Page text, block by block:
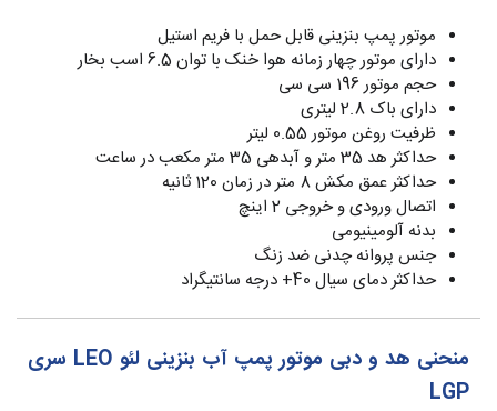
موتور پمپ بنزینی قابل حمل با فریم استیل
دارای موتور چهار زمانه هوا خنک با توان 6.5 اسب بخار
حجم موتور 196 سی سی
دارای باک 2.8 لیتری
ظرفیت روغن موتور 0.55 لیتر
حداکثر هد 35 متر و آبدهی 35 متر مکعب در ساعت
حداکثر عمق مکش 8 متر در زمان 120 ثانیه
اتصال ورودی و خروجی 2 اینچ
بدنه آلومینیومی
جنس پروانه چدنی ضد زنگ
حداکثر دمای سیال 40+ درجه سانتیگراد
منحنی هد و دبی موتور پمپ آب بنزینی لئو LEO سری
LGP